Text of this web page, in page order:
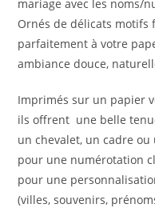
mariage avec les noms/
Ornés de délicats motifs
parfaitement à votre
ambiance douce,
Imprimés sur un papier
ils offrent une belle
un chevalet, un cadre
pour une numérotation
pour une
(villes, souvenirs,